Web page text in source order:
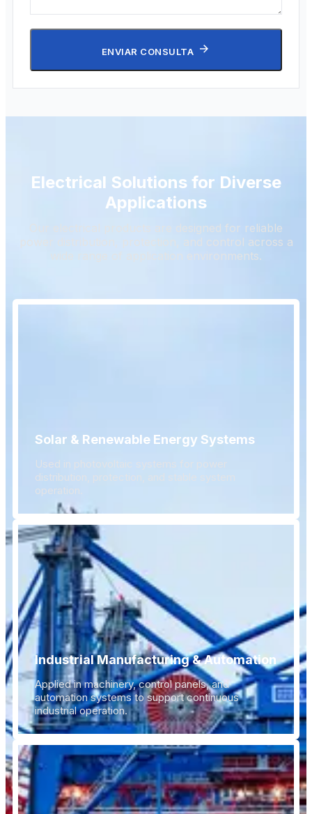
ENVIAR CONSULTA
Electrical Solutions for Diverse
Applications
Our electrical products are designed for reliable
power distribution, protection, and control across a
wide range of application environments.
Solar & Renewable Energy Systems
Used in photovoltaic systems for power
distribution, protection, and stable system
operation.
Industrial Manufacturing & Automation
Applied in machinery, control panels, and
automation systems to support continuous
industrial operation.